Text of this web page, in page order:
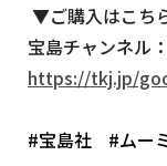
▼ご購入はこち
宝島チャンネル：
https://tkj.jp/
#宝島社 #ムー